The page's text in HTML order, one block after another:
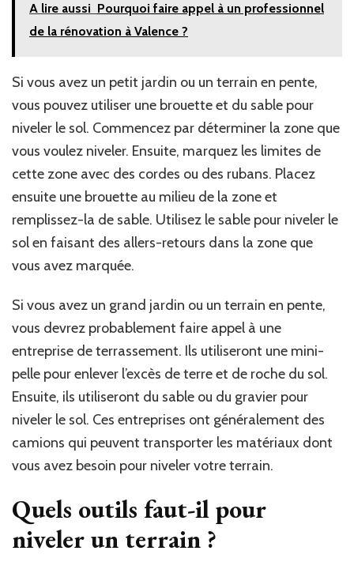
A lire aussi Pourquoi faire appel à un professionnel
de la rénovation à Valence ?
Si vous avez un petit jardin ou un terrain en pente,
vous pouvez utiliser une brouette et du sable pour
niveler le sol. Commencez par déterminer la zone que
vous voulez niveler. Ensuite, marquez les limites de
cette zone avec des cordes ou des rubans. Placez
ensuite une brouette au milieu de la zone et
remplissez-la de sable. Utilisez le sable pour niveler le
sol en faisant des allers-retours dans la zone que
vous avez marquée.
Si vous avez un grand jardin ou un terrain en pente,
vous devrez probablement faire appel à une
entreprise de terrassement. Ils utiliseront une mini-
pelle pour enlever l’excès de terre et de roche du sol.
Ensuite, ils utiliseront du sable ou du gravier pour
niveler le sol. Ces entreprises ont généralement des
camions qui peuvent transporter les matériaux dont
vous avez besoin pour niveler votre terrain.
Quels outils faut-il pour
niveler un terrain ?